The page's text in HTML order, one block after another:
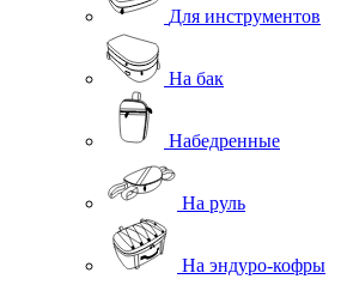
Для инструментов
На бак
Набедренные
На руль
На эндуро-кофры